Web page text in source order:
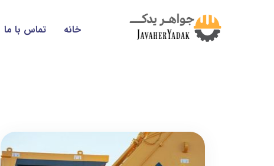
خانه تماس با ما